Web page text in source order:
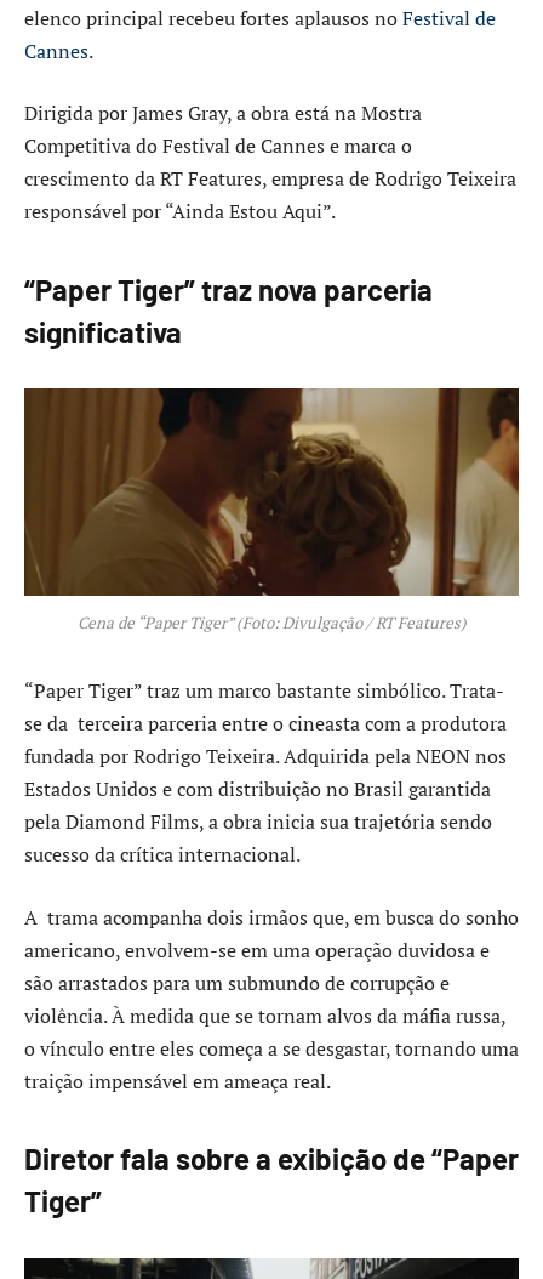
elenco principal recebeu fortes aplausos noFestival de
Cannes.
Dirigida por James Gray, a obra está na Mostra
Competitiva do Festival de Cannes e marca o
crescimento da RT Features, empresa de Rodrigo Teixeira
responsável por “Ainda Estou Aqui”.
“Paper Tiger” traz nova parceria
significativa
Cena de “Paper Tiger” (Foto: Divulgação / RT Features)
“Paper Tiger” traz um marco bastante simbólico. Trata-
se da terceira parceria entre o cineasta com a produtora
fundada por Rodrigo Teixeira. Adquirida pela NEON nos
Estados Unidos e com distribuição no Brasil garantida
pela Diamond Films, a obra inicia sua trajetória sendo
sucesso da crítica internacional.
A trama acompanha dois irmãos que, em busca do sonho
americano, envolvem-se em uma operação duvidosa e
são arrastados para um submundo de corrupção e
violência. À medida que se tornam alvos da máfia russa,
o vínculo entre eles começa a se desgastar, tornando uma
traição impensável em ameaça real.
Diretor fala sobre a exibição de “Paper
Tiger”